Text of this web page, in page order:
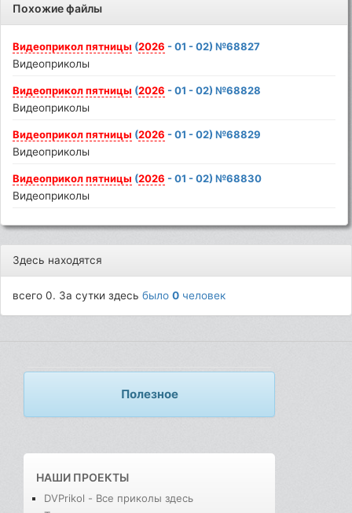
Похожие файлы
Видеоприкол пятницы (2026 - 01 - 02) №68827
Видеоприколы
Видеоприкол пятницы (2026 - 01 - 02) №68828
Видеоприколы
Видеоприкол пятницы (2026 - 01 - 02) №68829
Видеоприколы
Видеоприкол пятницы (2026 - 01 - 02) №68830
Видеоприколы
Здесь находятся
всего 0. За сутки здесьбыло0 человек
Полезное
НАШИ ПРОЕКТЫ
DVPrikol - Все приколы здесь